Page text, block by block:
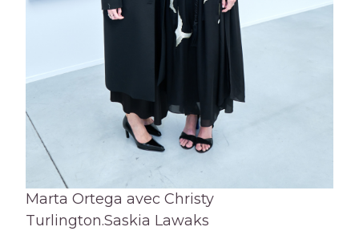
Marta Ortega avec Christy
Turlington.Saskia Lawaks